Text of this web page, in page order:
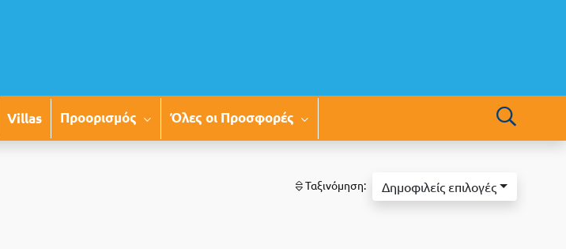
Villas Προορισμός Όλες οι Προσφορές
Ταξινόμηση: Δημοφιλείς επιλογές